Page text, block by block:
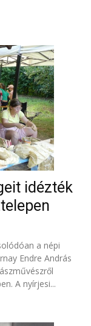
idézték
a népi
Endre András
A nyírjesi...